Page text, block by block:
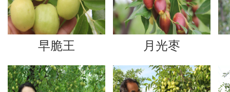
早脆王 月光枣